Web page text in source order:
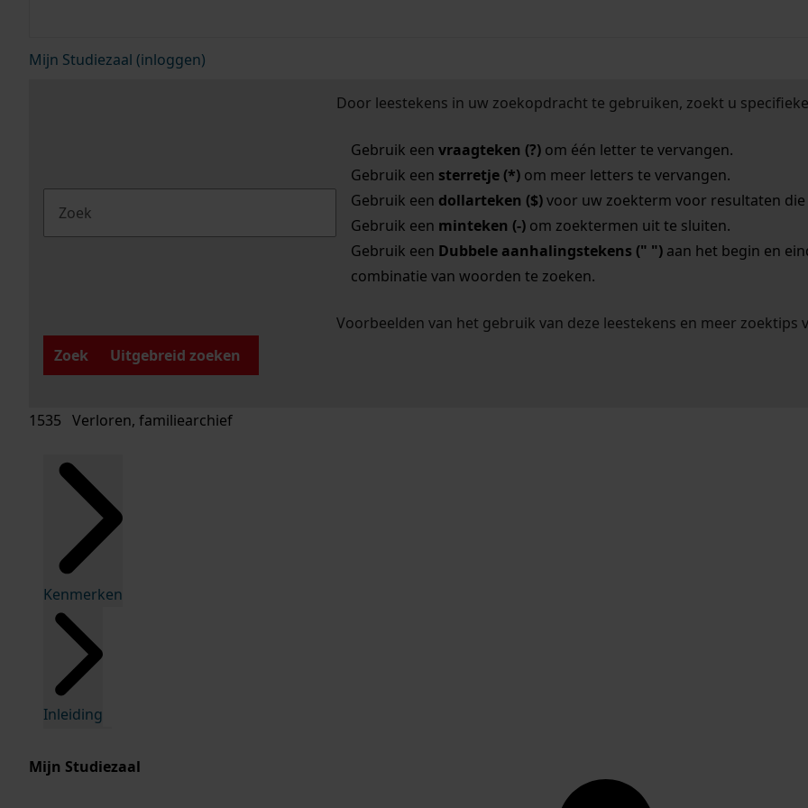
Mijn Studiezaal (inloggen)
Door leestekens in uw zoekopdracht te gebruiken, zoekt u
Gebruik een vraagteken (?)om één letter te vervangen.
Gebruik een sterretje (*)om meer letters te vervangen.
Gebruik een dollarteken ($)voor uw zoekterm voor resultaten die
Gebruik een minteken (-)om zoektermen uit te sluiten.
Gebruik een Dubbele aanhalingstekens (" ")aan het begin en
combinatie van woorden te zoeken.
Voorbeelden van het gebruik van deze leestekens en meer zoektips
Zoek
Uitgebreid zoeken
1535 Verloren, familiearchief
Kenmerken
Inleiding
Mijn Studiezaal